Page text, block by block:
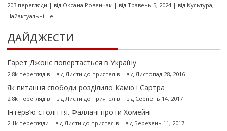
203 перегляди | від Оксана Ровенчак| від Травень 5, 2024| від Культура,
Найактуальніше
ДАЙДЖЕСТИ
Ґарет Джонс повертається в Україну
2.8k переглядів| від Листи до приятелів| від Листопад 28, 2016
Як питання свободи розділило Камю і Сартра
2.8k переглядів| від Листи до приятелів| від Серпень 14, 2017
Інтерв’ю століття. Фаллачі проти Хомейні
2.1k перегляди | від Листи до приятелів| від Березень 11, 2017